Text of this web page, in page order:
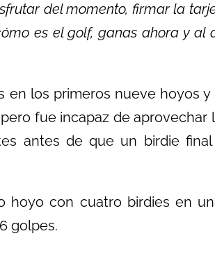
del momento, firmar la
es el golf, ganas ahora y al
en los primeros nueve hoyos y
fue incapaz de aprovechar
antes de que un birdie
hoyo con cuatro birdies en
golpes.